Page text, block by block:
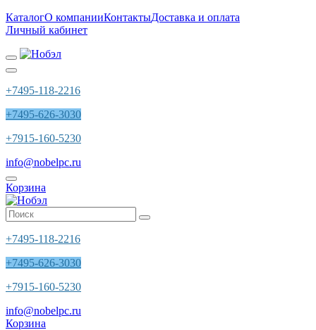
КаталогО компанииКонтактыДоставка и оплата
Личный кабинет
+7495-118-2216
+7495-626-3030
+7915-160-5230
info@nobelpc.ru
Корзина
+7495-118-2216
+7495-626-3030
+7915-160-5230
info@nobelpc.ru
Корзина